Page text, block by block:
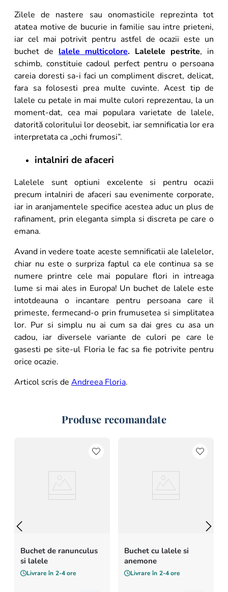
Zilele de nastere sau onomasticile reprezinta tot
atatea motive de bucurie in familie sau intre prieteni,
iar cel mai potrivit pentru astfel de ocazii este un
buchet de lalele multicolore. Lalelele pestrite, in
schimb, constituie cadoul perfect pentru o persoana
careia doresti sa-i faci un compliment discret, delicat,
fara sa folosesti prea multe cuvinte. Acest tip de
lalele cu petale in mai multe culori reprezentau, la un
moment-dat, cea mai populara varietate de lalele,
datorită coloritului lor deosebit, iar semnificatia lor era
interpretata ca „ochi frumosi”.
intalniri de afaceri
Lalelele sunt optiuni excelente si pentru ocazii
precum intalniri de afaceri sau evenimente corporate,
iar in aranjamentele specifice acestea aduc un plus de
rafinament, prin eleganta simpla si discreta pe care o
emana.
Avand in vedere toate aceste semnificatii ale lalelelor,
chiar nu este o surpriza faptul ca ele continua sa se
numere printre cele mai populare flori in intreaga
lume si mai ales in Europa! Un buchet de lalele este
intotdeauna o incantare pentru persoana care il
primeste, fermecand-o prin frumusetea si simplitatea
lor. Pur si simplu nu ai cum sa dai gres cu asa un
cadou, iar diversele variante de culori pe care le
gasesti pe site-ul Floria le fac sa fie potrivite pentru
orice ocazie.
Articol scris de Andreea Floria.
Produse recomandate
Buchet de ranunculus
si lalele
Livrare în 2-4 ore
Buchet cu lalele si
anemone
Livrare în 2-4 ore